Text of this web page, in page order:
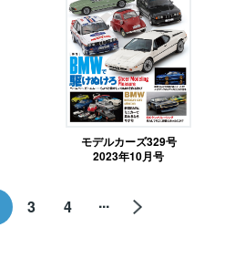
モデルカーズ329号
2023年10月号
3 4 ...